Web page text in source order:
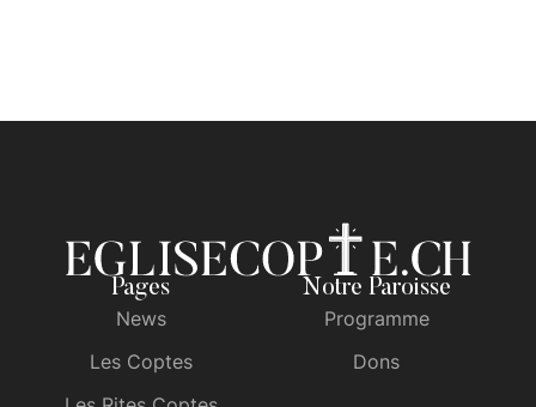
Pages
News
Les Coptes
Notre Paroisse
Programme
Dons